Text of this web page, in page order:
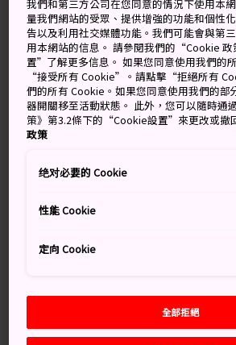
取得轉乘資訊
關鍵字 地圖
有品味、處處充滿驚
仁和寺建於西元 888 年，指定為世界
司，並住在這裡。仁和寺又稱為門跡
我們和第三方公司在您同意的情況下使用本
量我們網站的受眾、提供增強的功能和個性
告以及利用社交媒體功能。我們可能會與第
用本網站的信息。 請參閱我們的“Cookie
置”了解更多信息。 如果您同意使用我們的
“接受所有 Cookie”。請點擊“拒絕所有
們的所有 Cookie。如果您同意使用我們的部
器開關移至活動狀態。 此外，您可以隨時通
策》第3.2條下的“Cookie設置”來更改或撤
政策
绝对必要的 Cookie
性能 Cookie
定向 Cookie
全部拒絕